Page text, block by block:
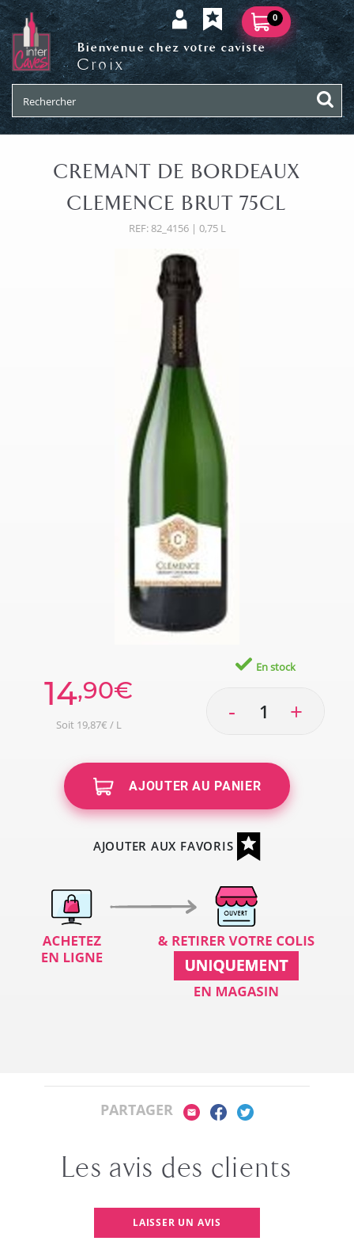
0
Bienvenue chez votre caviste
Croix
CREMANT DE BORDEAUX
CLEMENCE BRUT 75CL
REF: 82_4156 | 0,75 L
14,90€
Soit 19,87€ / L
En stock
- +
AJOUTER AU PANIER
AJOUTER AUX FAVORIS
PARTAGER
Les avis des clients
LAISSER UN AVIS